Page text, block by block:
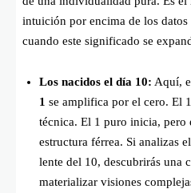
intuición por encima de los datos
cuando este significado se
Los nacidos el día 10: Aquí,
1 se amplifica por el cero. El
técnica. El 1 puro inicia, pero
estructura férrea. Si analizas
lente del 10, descubrirás una
materializar visiones